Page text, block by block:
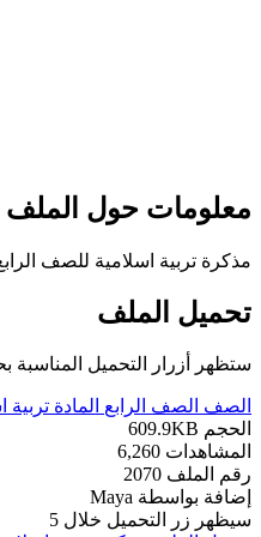
معلومات حول الملف
مذكرة تربية اسلامية للصف الرابع
تحميل الملف
ستظهر أزرار التحميل المناسبة
الصف الصف الرابع المادة تربية
الحجم 609.9KB
المشاهدات 6,260
رقم الملف 2070
إضافة بواسطة Maya
سيظهر زر التحميل خلال 5